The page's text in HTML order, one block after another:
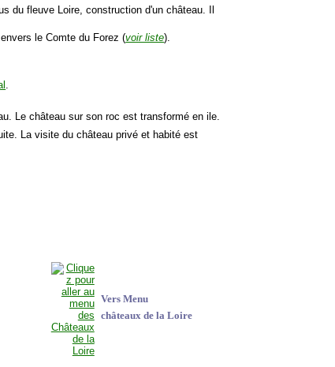
du fleuve Loire, construction d'un château. Il
le Comte du Forez (voir liste).
.
Le château sur son roc est transformé en ile.
La visite du château privé et habité est
Vers Menu
châteaux de la Loire